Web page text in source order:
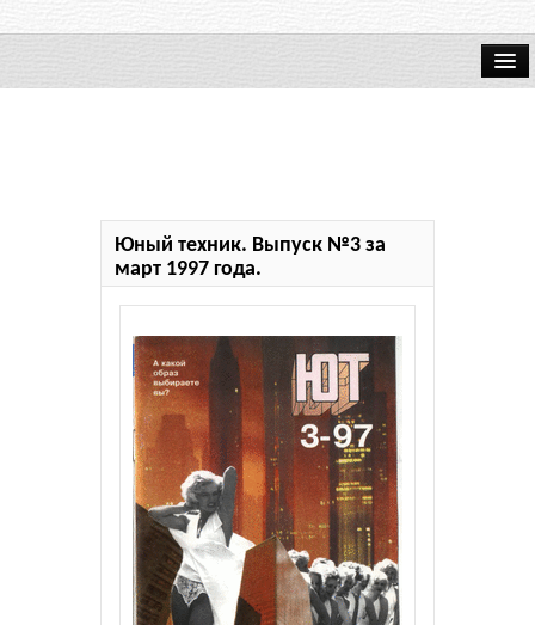
Юный техник. Выпуск №3 за
март 1997 года.